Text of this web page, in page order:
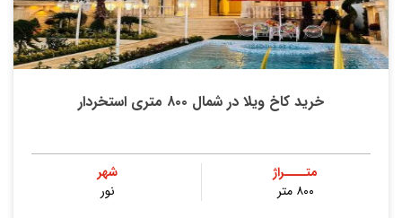
خرید کاخ ویلا در شمال ۸۰۰ متری استخردار
متــــراژ
۸۰۰ متر
شهر
نور